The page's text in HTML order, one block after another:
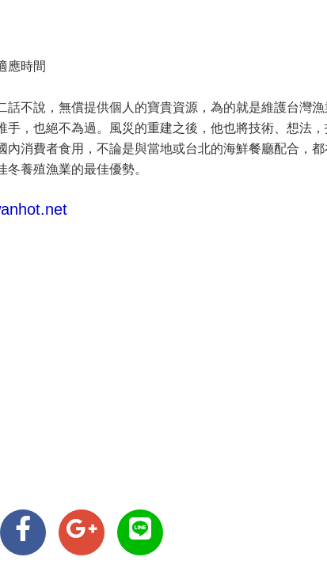
應時間
不說，無償提供個人的寶貴資源，為的就是維護台灣漁
手，也絕不為過。風災的重建之後，他也將技術、想法
內消費者食用，不論是與當地或台北的海鮮餐廳配合，都
養殖漁業的最佳優勢。